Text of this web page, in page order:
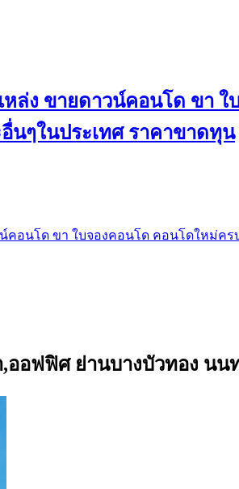
หล่ง ขายดาวน์คอนโด ขา
นๆในประเทศ ราคาขาดทุน
คอนโด ขา ใบจองคอนโด คอนโดใหม่ค
อฟฟิศ ย่านบางบัวทอง นนท